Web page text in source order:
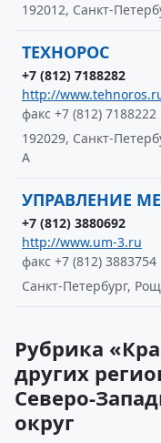
192012, Санкт-
ТЕХНОРОС
+7 (812) 7188282
http://
факс +7 (812) 7188222
192029, Санкт-
А
УПРАВЛЕНИЕ
+7 (812) 3880692
http://www.um-3.ru
факс +7 (812) 3883754
Санкт-Петербург,
Рубрика
других
Северо-
округ